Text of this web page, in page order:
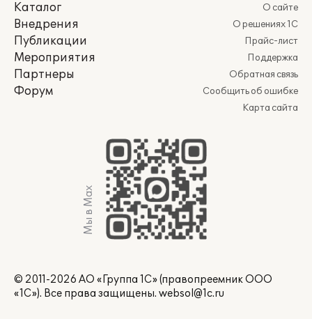
Каталог
Внедрения
Публикации
Мероприятия
Партнеры
Форум
О сайте
О решениях 1С
Прайс-лист
Поддержка
Обратная связь
Сообщить об ошибке
Карта сайта
Мы в Max
© 2011-2026 АО «Группа 1С» (правопреемник ООО
«1С»). Все права защищены. websol@1c.ru